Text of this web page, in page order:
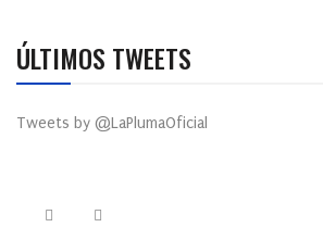
ÚLTIMOS TWEETS
Tweets by @LaPlumaOficial